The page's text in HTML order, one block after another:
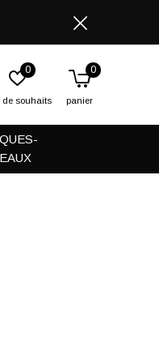
de souhaits
0
panier
0